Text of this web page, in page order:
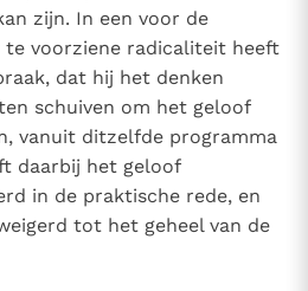
zijn. In een voor de
voorziene radicaliteit heeft
dat hij het denken
schuiven om het geloof
vanuit ditzelfde programma
daarbij het geloof
in de praktische rede, en
tot het geheel van de